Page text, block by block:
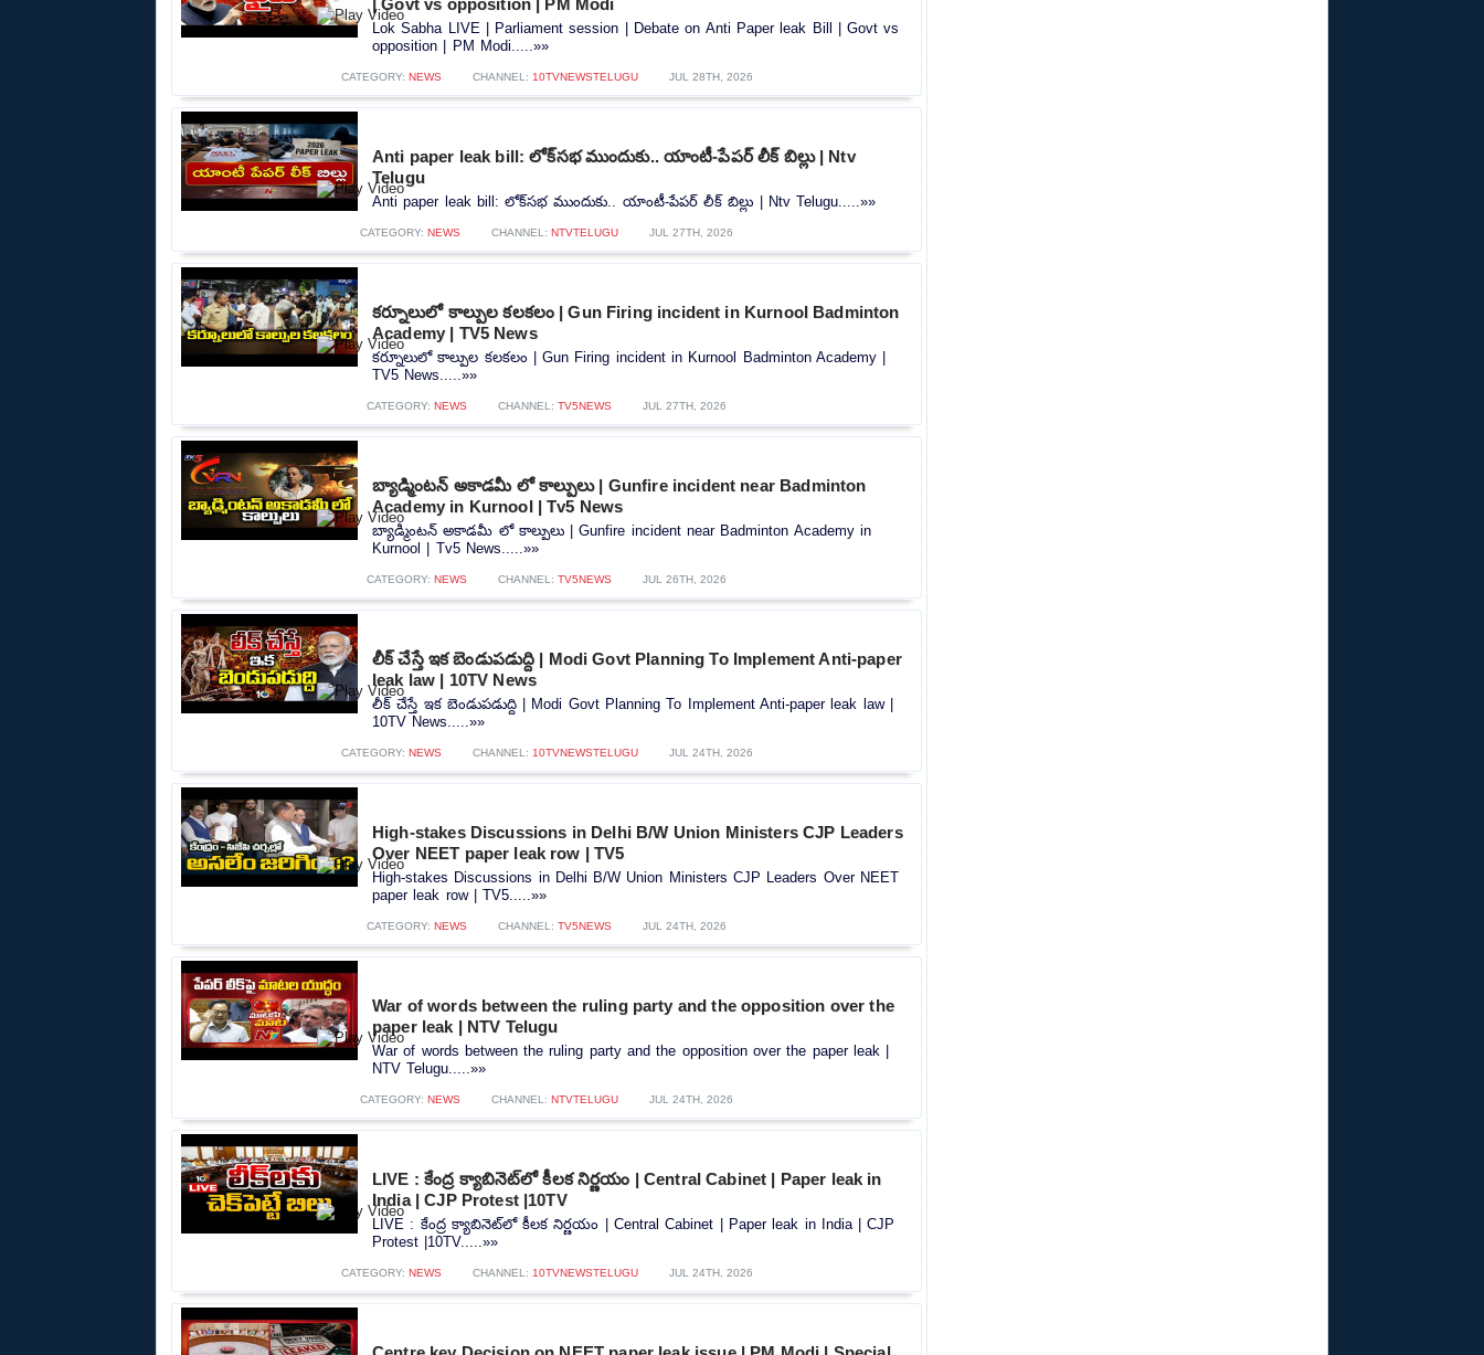
| Govt vs opposition | PM Modi
Lok Sabha LIVE | Parliament session | Debate on Anti Paper leak Bill | Govt vs
opposition | PM Modi.....»»
CATEGORY: NEWS CHANNEL: 10TVNEWSTELUGU JUL 28TH, 2026
Anti paper leak bill: లోక్‌సభ ముందుకు.. యాంటీ-పేపర్‌ లీక్‌ బిల్లు | Ntv
Telugu
Anti paper leak bill: లోక్‌సభ ముందుకు.. యాంటీ-పేపర్‌ లీక్‌ బిల్లు | Ntv Telugu.....»»
CATEGORY: NEWS CHANNEL: NTVTELUGU JUL 27TH, 2026
కర్నూలులో కాల్పుల కలకలం | Gun Firing incident in Kurnool Badminton
Academy | TV5 News
కర్నూలులో కాల్పుల కలకలం | Gun Firing incident in Kurnool Badminton Academy |
TV5 News.....»»
CATEGORY: NEWS CHANNEL: TV5NEWS JUL 27TH, 2026
బ్యాడ్మింటన్ అకాడమీ లో కాల్పులు | Gunfire incident near Badminton
Academy in Kurnool | Tv5 News
బ్యాడ్మింటన్ అకాడమీ లో కాల్పులు | Gunfire incident near Badminton Academy in
Kurnool | Tv5 News.....»»
CATEGORY: NEWS CHANNEL: TV5NEWS JUL 26TH, 2026
లీక్ చేస్తే ఇక బెండుపడుద్ది | Modi Govt Planning To Implement Anti-paper
leak law | 10TV News
లీక్ చేస్తే ఇక బెండుపడుద్ది | Modi Govt Planning To Implement Anti-paper leak law |
10TV News.....»»
CATEGORY: NEWS CHANNEL: 10TVNEWSTELUGU JUL 24TH, 2026
High-stakes Discussions in Delhi B/W Union Ministers CJP Leaders
Over NEET paper leak row | TV5
High-stakes Discussions in Delhi B/W Union Ministers CJP Leaders Over NEET
paper leak row | TV5.....»»
CATEGORY: NEWS CHANNEL: TV5NEWS JUL 24TH, 2026
War of words between the ruling party and the opposition over the
paper leak | NTV Telugu
War of words between the ruling party and the opposition over the paper leak |
NTV Telugu.....»»
CATEGORY: NEWS CHANNEL: NTVTELUGU JUL 24TH, 2026
LIVE : కేంద్ర క్యాబినెట్‌లో కీలక నిర్ణయం | Central Cabinet | Paper leak in
India | CJP Protest |10TV
LIVE : కేంద్ర క్యాబినెట్‌లో కీలక నిర్ణయం | Central Cabinet | Paper leak in India | CJP
Protest |10TV.....»»
CATEGORY: NEWS CHANNEL: 10TVNEWSTELUGU JUL 24TH, 2026